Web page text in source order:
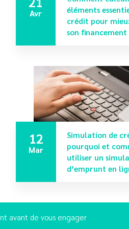
Avr
éléments
crédit pour
son financement
12
Mar
Simulation de
pourquoi et
utiliser un
d’emprunt en
avant de vous engager